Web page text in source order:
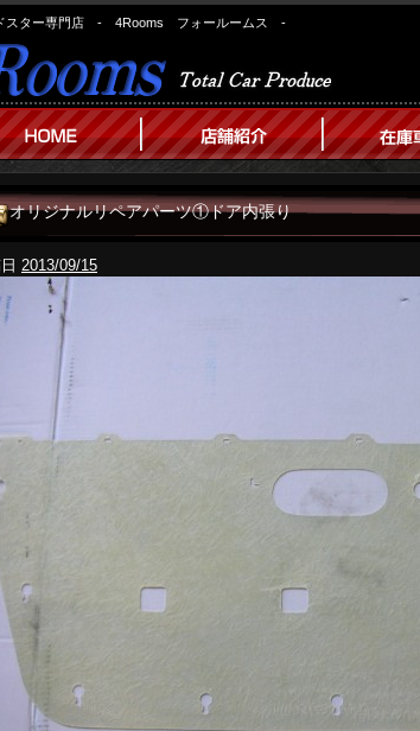
スター専門店 - 4Rooms フォールームス -
オリジナルリペアパーツ①ドア内張り
2013/09/15